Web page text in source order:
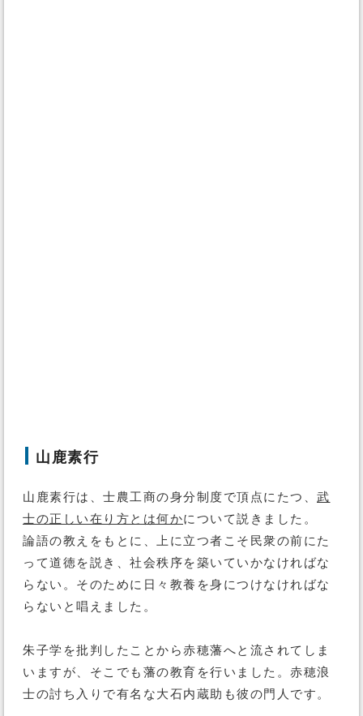
山鹿素行
山鹿素行は、士農工商の身分制度で頂点にたつ、 武
士の正しい在り方とは何かについて説きました。
論語の教えをもとに、上に立つ者こそ民衆の前にた
って道徳を説き、社会秩序を築いていかなければな
らない。そのために日々教養を身につけなければな
らないと唱えました。
朱子学を批判したことから赤穂藩へと流されてしま
いますが、そこでも藩の教育を行いました。赤穂浪
士の討ち入りで有名な大石内蔵助も彼の門人です。